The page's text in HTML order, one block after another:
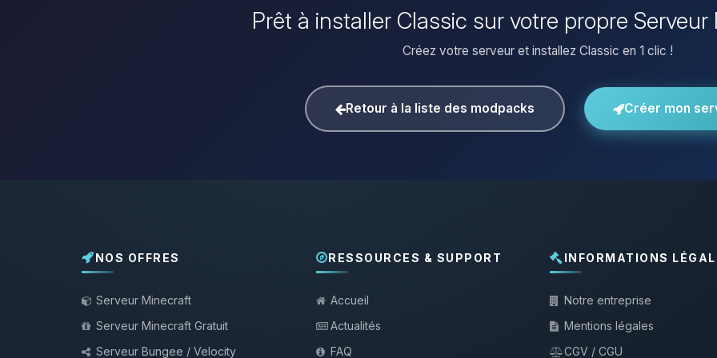
Prêt à installer Classic sur votre propre Serveur
Créez votre serveur et installez Classic en 1 clic !
Retour à la liste des modpacks Créer mon
NOS OFFRES
Serveur Minecraft
Serveur Minecraft Gratuit
Serveur Bungee / Velocity
RESSOURCES & SUPPORT
Accueil
Actualités
FAQ
INFORMATIONS
Notre entreprise
Mentions légales
CGV / CGU